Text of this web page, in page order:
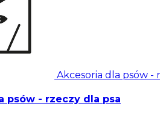
Akcesoria dla psów -
psów - rzeczy dla psa